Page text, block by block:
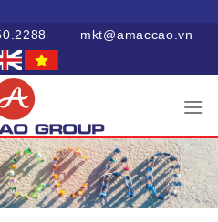
mkt@amaccao.vn